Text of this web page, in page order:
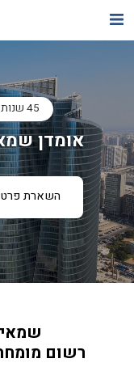
45 שנות ניסיון ומוניטין · בפריסה ארצית
אומדן
השארת
רשום